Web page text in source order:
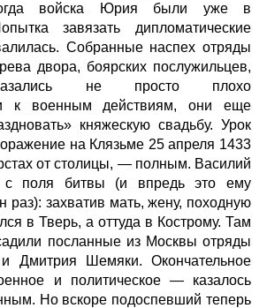
войска Юрия были уже в
завязать дипломатические
Собранные наспех отряды
двора, боярских послужильцев,
не просто плохо
к военным действиям, они еще
княжескую свадьбу. Урок
на Клязьме 25 апреля 1433
от столицы, — полным. Василий
с поля битвы (и впредь это ему
раз): захватив мать, жену, походную
в Тверь, а оттуда в Кострому. Там
посланные из Москвы отряды
Дмитрия Шемяки. Окончательное
и политическое — казалось
Но вскоре подоспевший теперь